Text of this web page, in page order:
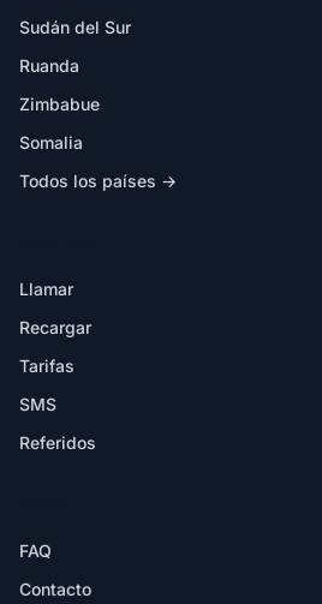
Sudán del Sur
Ruanda
Zimbabue
Somalia
Todos los países →
Llamar
Recargar
Tarifas
SMS
Referidos
FAQ
Contacto